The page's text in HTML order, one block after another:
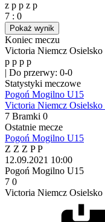
z p p z p
7 : 0
Pokaż wynik
Koniec meczu
Victoria Niemcz
p p p p
| Do przerwy: 0-0
Statystyki meczowe
Pogoń Mogilno U15
Victoria Niemcz
7 Bramki 0
Ostatnie mecze
Pogoń Mogilno U15
Z Z Z PP
12.09.2021 10:00
Pogoń Mogilno U15
7 0
Victoria Niemcz